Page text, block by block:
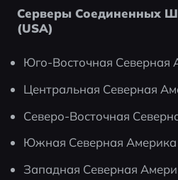
Серверы Соединенных
(USA)
Юго-Восточная Северная
Центральная Северная
Северо-Восточная
Южная Северная Америка
Западная Северная